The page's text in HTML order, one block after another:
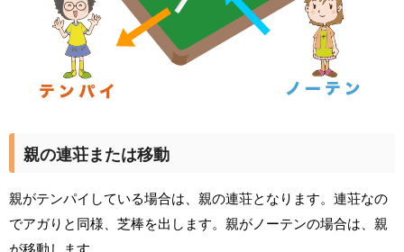
親の連荘または移動
親がテンパイしている場合は、親の連荘となります。連荘なの
でアガりと同様、芝棒を出します。親がノーテンの場合は、親
が移動します。